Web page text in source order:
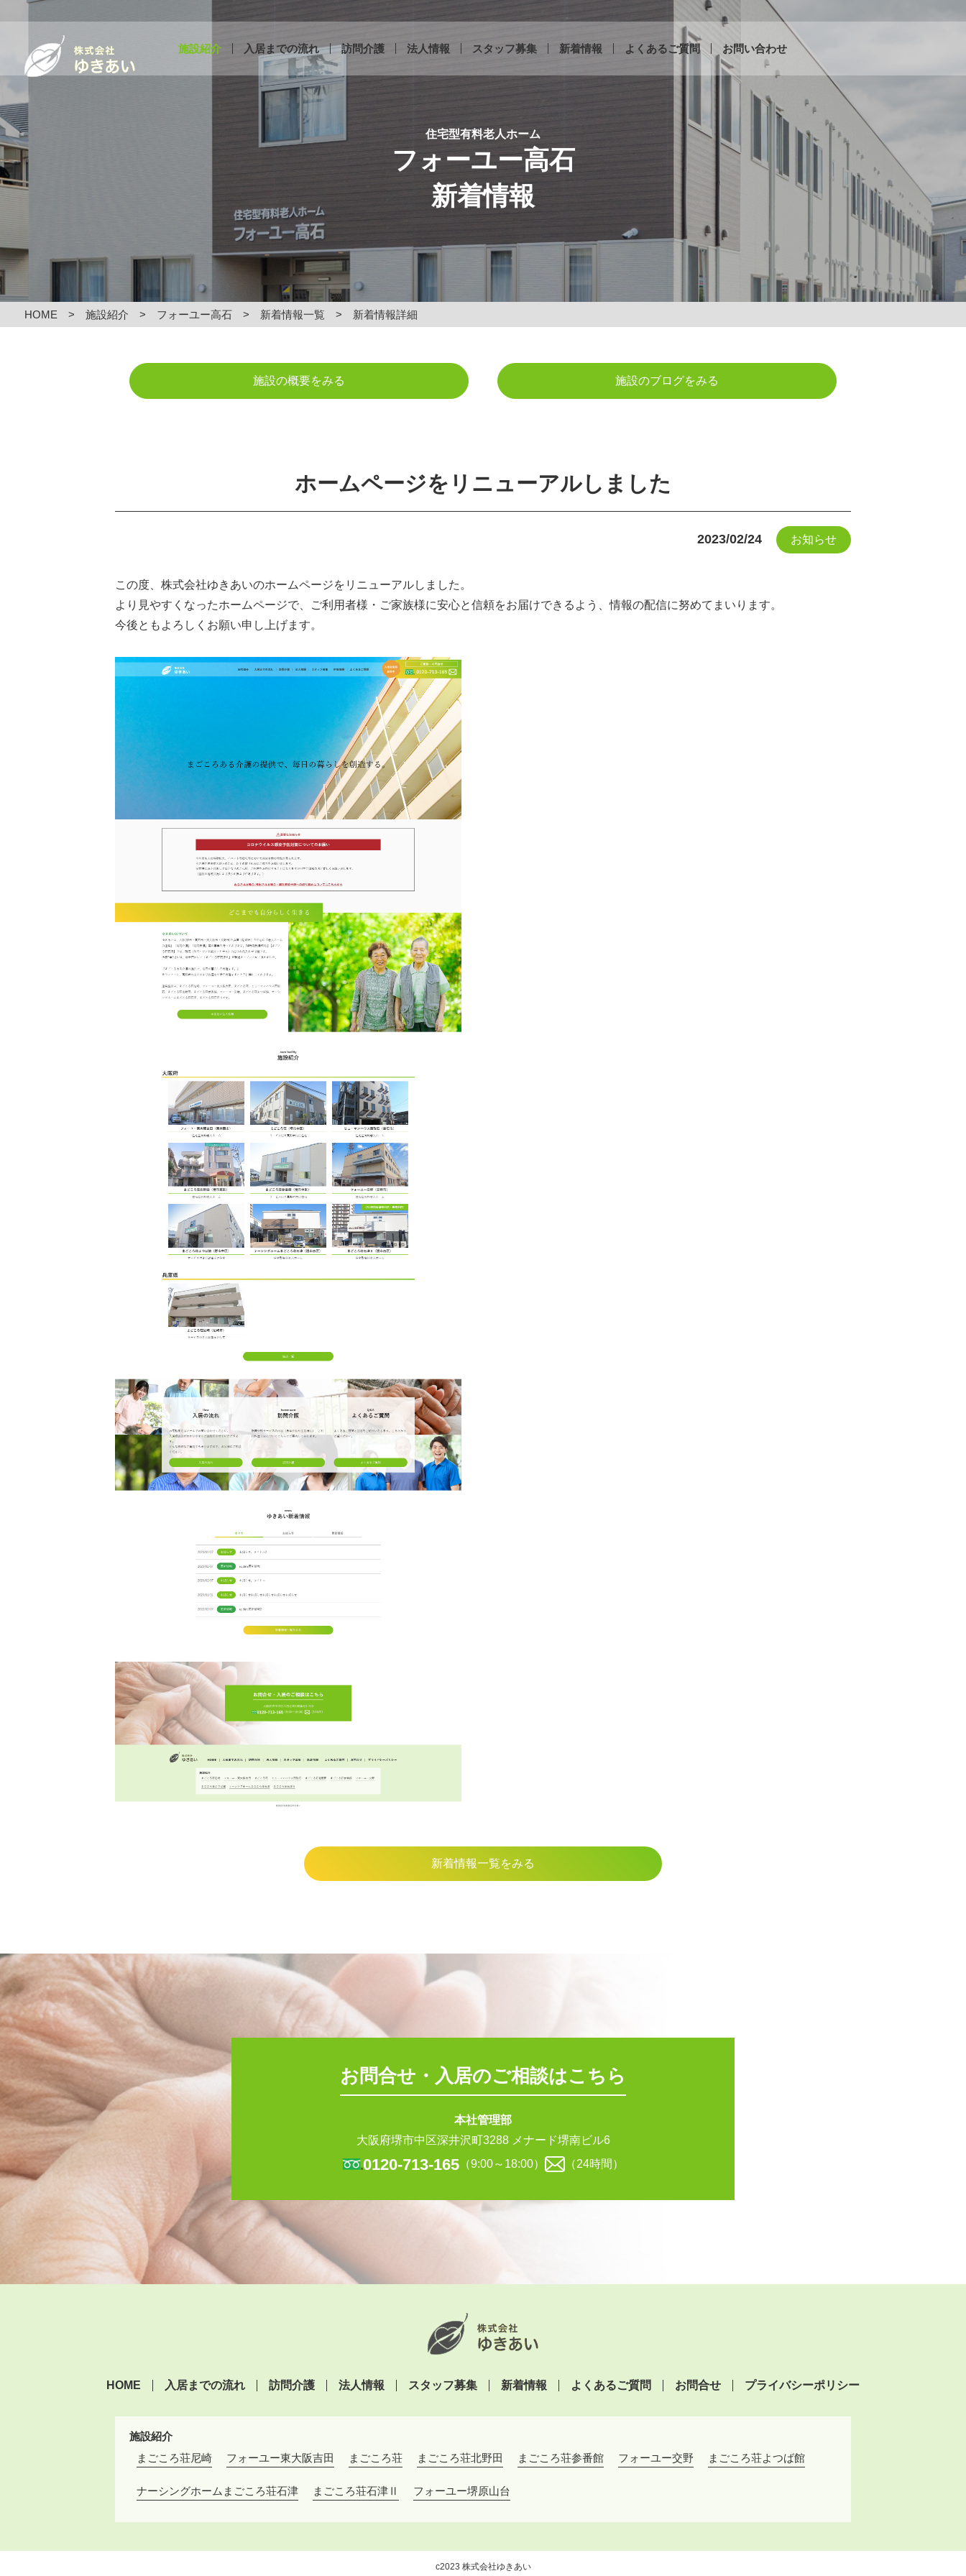
施設紹介 入居までの流れ 訪問介護 法人情報 スタッフ募集 新着情報 よくあるご質問 お問い合わせ
住宅型有料老人ホーム
フォーユー高石
新着情報
HOME 施設紹介 フォーユー高石 新着情報一覧 新着情報詳細
施設の概要をみる 施設のブログをみる
ホームページをリニューアルしました
2023/02/24 お知らせ
この度、株式会社ゆきあいのホームページをリニューアルしました。
より見やすくなったホームページで、ご利用者様・ご家族様に安心と信頼をお届けできるよう、情報の配信に努めてまいります。
今後ともよろしくお願い申し上げます。
新着情報一覧をみる
お問合せ・入居のご相談はこちら
本社管理部
大阪府堺市中区深井沢町3288 メナード堺南ビル6
0120-713-165（9:00～18:00） （24時間）
HOME 入居までの流れ 訪問介護 法人情報 スタッフ募集 新着情報 よくあるご質問 お問合せ プライバシーポリシー
施設紹介
まごころ荘尼崎
フォーユー東大阪吉田 まごころ荘 まごころ荘北野田 まごころ荘参番館 フォーユー交野 まごころ荘よつば館
ナーシングホームまごころ荘石津 まごころ荘石津Ⅱ フォーユー堺原山台
c2023 株式会社ゆきあい